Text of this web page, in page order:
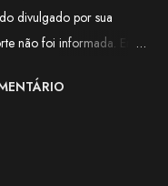
divulgado por sua
não foi informada. Em
como a notícia foi
com a presença de